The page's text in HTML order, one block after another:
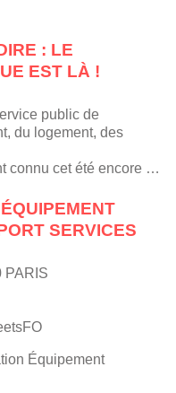
: LE
EST LÀ !
public de
du logement, des
connu cet été encore …
SERVICES
PARIS
Équipement